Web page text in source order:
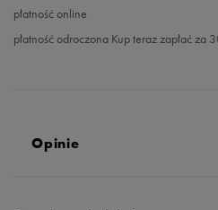
płatność online
płatność odroczona Kup teraz zapłać za
Opinie